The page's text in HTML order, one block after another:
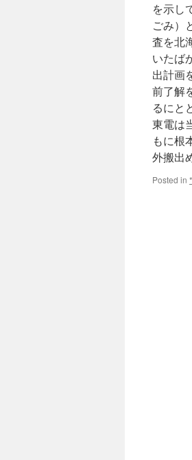
を示し
ごみ）
査を北
いたば
出計画
前了解
るにと
東電は
もに根
外搬出
Posted in